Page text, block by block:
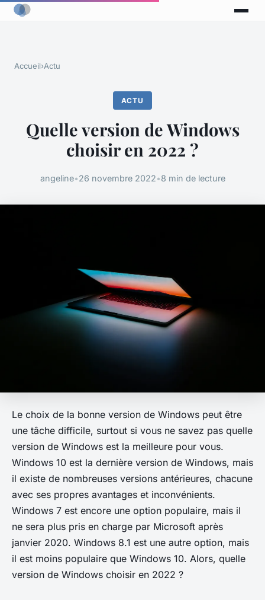
Accueil›Actu
ACTU
Quelle version de Windows
choisir en 2022 ?
angeline•26 novembre 2022•8 min de lecture
Le choix de la bonne version de Windows peut être
une tâche difficile, surtout si vous ne savez pas quelle
version de Windows est la meilleure pour vous.
Windows 10 est la dernière version de Windows, mais
il existe de nombreuses versions antérieures, chacune
avec ses propres avantages et inconvénients.
Windows 7 est encore une option populaire, mais il
ne sera plus pris en charge par Microsoft après
janvier 2020. Windows 8.1 est une autre option, mais
il est moins populaire que Windows 10. Alors, quelle
version de Windows choisir en 2022 ?